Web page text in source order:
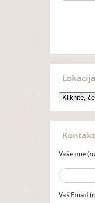
Lokacija
Kliknite,
Kontakt
Vaše ime
Vaš Email